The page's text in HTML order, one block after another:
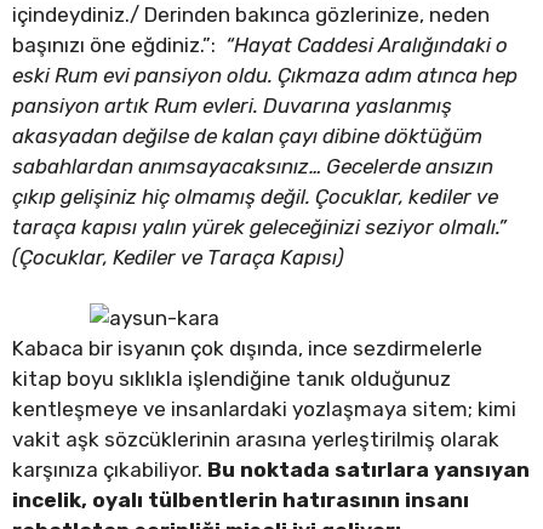
içindeydiniz./ Derinden bakınca gözlerinize, neden
başınızı öne eğdiniz.”: “Hayat Caddesi Aralığındaki o
eski Rum evi pansiyon oldu. Çıkmaza adım atınca hep
pansiyon artık Rum evleri. Duvarına yaslanmış
akasyadan değilse de kalan çayı dibine döktüğüm
sabahlardan anımsayacaksınız… Gecelerde ansızın
çıkıp gelişiniz hiç olmamış değil. Çocuklar, kediler ve
taraça kapısı yalın yürek geleceğinizi seziyor olmalı.”
(Çocuklar, Kediler ve Taraça Kapısı)
Kabaca bir isyanın çok dışında, ince sezdirmelerle
kitap boyu sıklıkla işlendiğine tanık olduğunuz
kentleşmeye ve insanlardaki yozlaşmaya sitem; kimi
vakit aşk sözcüklerinin arasına yerleştirilmiş olarak
karşınıza çıkabiliyor. Bu noktada satırlara yansıyan
incelik, oyalı tülbentlerin hatırasının insanı